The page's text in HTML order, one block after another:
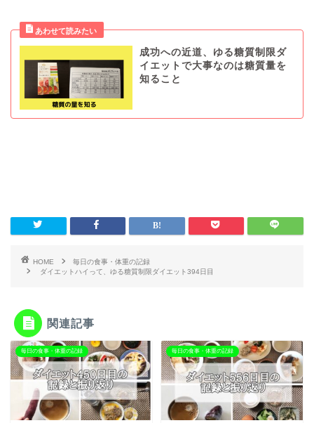
成功への近道、ゆる糖質制限ダ
イエットで大事なのは糖質量を
知ること
HOME
毎日の食事・体重の記録
ダイエットハイって、ゆる糖質制限ダイエット394日目
関連記事
毎日の食事・体重の記録 毎日の食事・体重の記録